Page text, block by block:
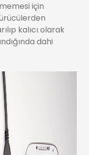
için
kalıcı olarak
dahi